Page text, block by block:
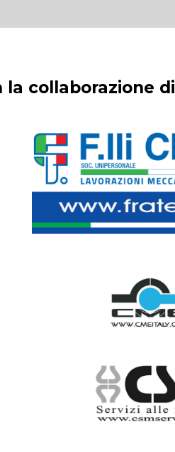
la collaborazione di